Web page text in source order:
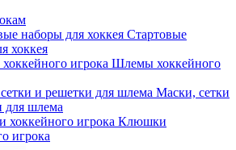
Стартовые
хоккея
Шлемы хоккейного
Маски, сетки
для шлема
Клюшки
игрока